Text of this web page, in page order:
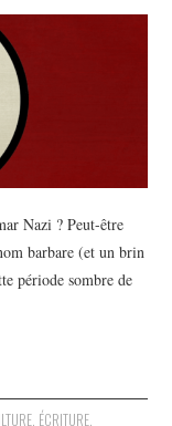
Nazi ? Peut-être
barbare (et un brin
période sombre de
, ÉCRITURE,